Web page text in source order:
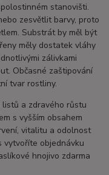
stanovišti.
zesvětlit barvy, proto
Substrát by měl být
měly dostatek vláhy
zálivkami
Občasné zaštipování
tvar rostliny.
a zdravého růstu
s vyšším obsahem
vitalitu a odolnost
vytvoříte objednávku
hnojivo zdarma